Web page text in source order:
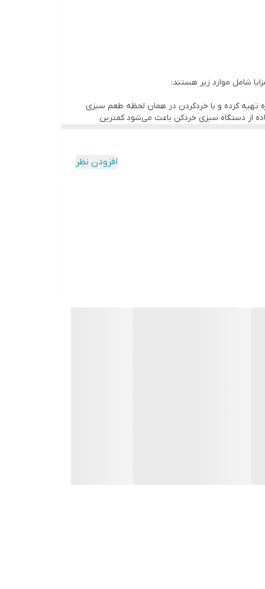
شامل موارد زیر هستند:
تهیه کرده و با خردکردن در همان لحظه طعم سبزی
از دستگاه سبزی خردکن باعث می‌شود کمترین
با اولویت پایین است. هنگامی که شما از دستگاه
چاقو، زمان زیادی از شما خواهد گرفت.افزودن نظر